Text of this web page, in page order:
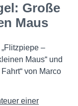
Große
Maus
–
Maus“ und
von Marco
einer